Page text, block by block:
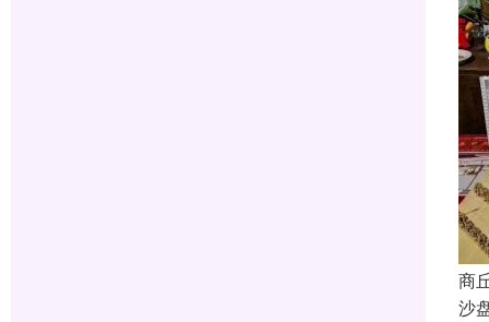
商
沙